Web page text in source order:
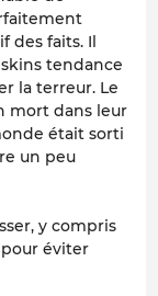
des faits. Il
tendance
la terreur. Le
mort dans leur
était sorti
un peu
y compris
éviter